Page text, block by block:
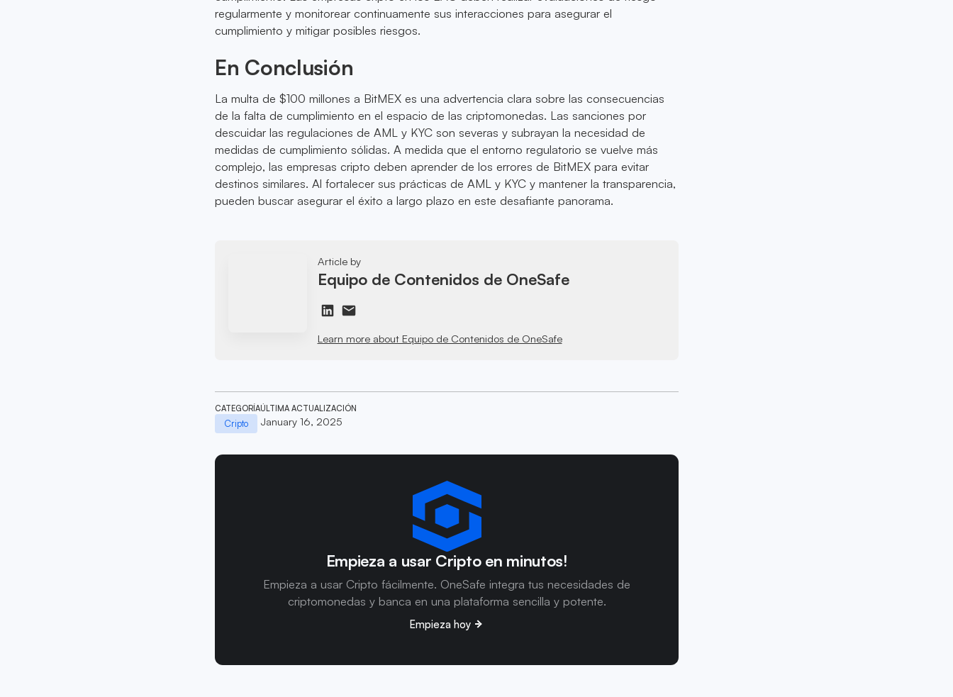
regularmente y monitorear continuamente sus interacciones para asegurar el
cumplimiento y mitigar posibles riesgos.
En Conclusión
La multa de $100 millones a BitMEX es una advertencia clara sobre las consecuencias
de la falta de cumplimiento en el espacio de las criptomonedas. Las sanciones por
descuidar las regulaciones de AML y KYC son severas y subrayan la necesidad de
medidas de cumplimiento sólidas. A medida que el entorno regulatorio se vuelve más
complejo, las empresas cripto deben aprender de los errores de BitMEX para evitar
destinos similares. Al fortalecer sus prácticas de AML y KYC y mantener la transparencia,
pueden buscar asegurar el éxito a largo plazo en este desafiante panorama.
Article by
Equipo de Contenidos de OneSafe
Learn more about Equipo de Contenidos de OneSafe
CATEGORÍA
Cripto
ÚLTIMA ACTUALIZACIÓN
January 16, 2025
Empieza a usar Cripto en minutos!
Empieza a usar Cripto fácilmente. OneSafe integra tus necesidades de
criptomonedas y banca en una plataforma sencilla y potente.
Empieza hoy